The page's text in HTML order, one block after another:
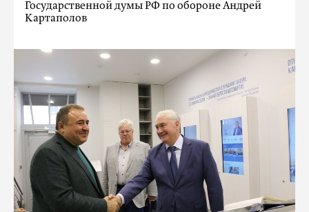
Государственной думы РФ по обороне Андрей
Картаполов